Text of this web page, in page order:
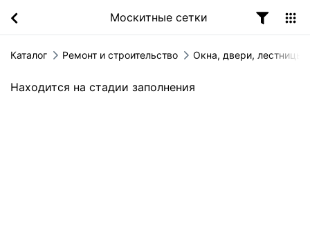
Москитные сетки
Каталог Ремонт и строительство Окна, двери, лестницы
Находится на стадии заполнения